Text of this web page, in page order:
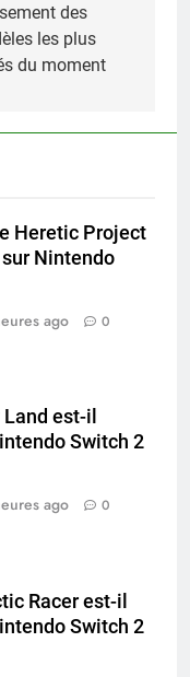
des
les plus
du moment
Heretic Project
Nintendo
ago 0
est-il
Switch 2
ago 0
Racer est-il
Switch 2